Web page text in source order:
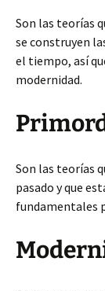
Son las teorías
se construyen
el tiempo, así
modernidad.
Son las teorías
pasado y que
fundamentales